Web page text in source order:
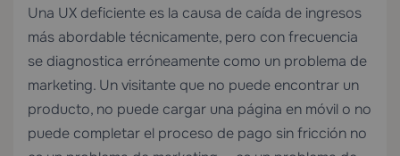
Una UX deficiente es la causa de caída de ingresos
más abordable técnicamente, pero con frecuencia
se diagnostica erróneamente como un problema de
marketing. Un visitante que no puede encontrar un
producto, no puede cargar una página en móvil o no
puede completar el proceso de pago sin fricción no